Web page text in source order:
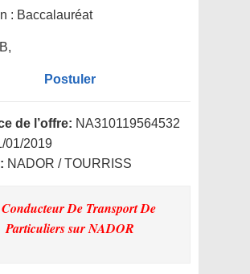
: Baccalauréat
B,
Postuler
de l’offre: NA310119564532
01/2019
NADOR / TOURRISS
De Transport De
Particulierssur NADOR